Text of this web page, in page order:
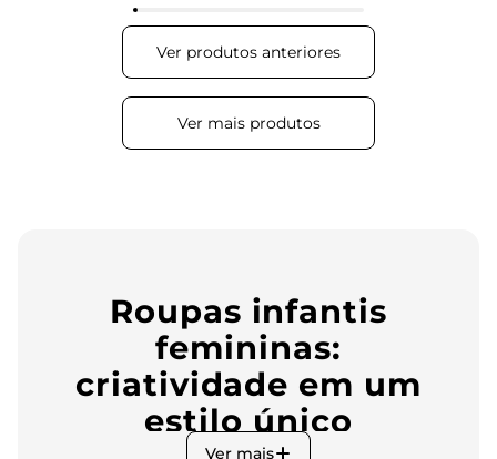
Roupas infantis
femininas:
criatividade em um
estilo único
Ver mais